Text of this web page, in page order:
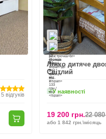
5 відгуків
Ліжко дитяче
Світлий
У наявності
22
19 200 грн.
або 1 842 грн.\місяць